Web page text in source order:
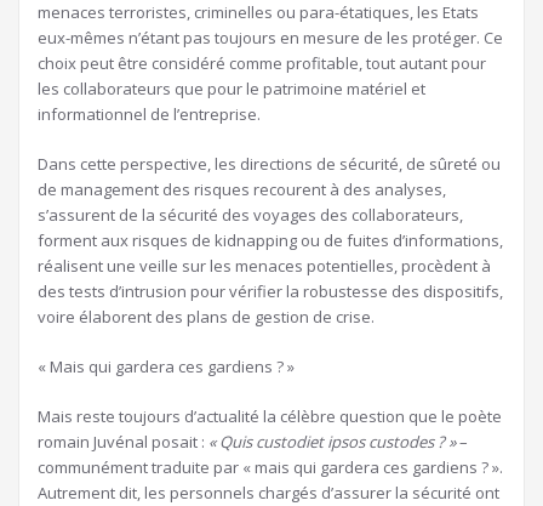
menaces terroristes, criminelles ou para-étatiques, les Etats
eux-mêmes n’étant pas toujours en mesure de les protéger. Ce
choix peut être considéré comme profitable, tout autant pour
les collaborateurs que pour le patrimoine matériel et
informationnel de l’entreprise.
Dans cette perspective, les directions de sécurité, de sûreté ou
de management des risques recourent à des analyses,
s’assurent de la sécurité des voyages des collaborateurs,
forment aux risques de kidnapping ou de fuites d’informations,
réalisent une veille sur les menaces potentielles, procèdent à
des tests d’intrusion pour vérifier la robustesse des dispositifs,
voire élaborent des plans de gestion de crise.
« Mais qui gardera ces gardiens ? »
Mais reste toujours d’actualité la célèbre question que le poète
romain Juvénal posait : « Quis custodiet ipsos custodes ? »–
communément traduite par « mais qui gardera ces gardiens ? ».
Autrement dit, les personnels chargés d’assurer la sécurité ont